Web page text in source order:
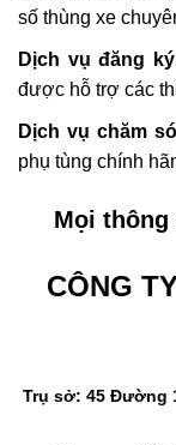
số thùng xe
Dịch vụ đăng
được hỗ trợ các
Dịch vụ chăm
phụ tùng chính
Mọi
CÔNG
Trụ sở: 45 Đường